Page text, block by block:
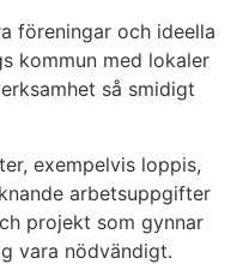
föreningar och ideella
kommun med lokaler
så smidigt
exempelvis loppis,
arbetsuppgifter
projekt som gynnar
vara nödvändigt.